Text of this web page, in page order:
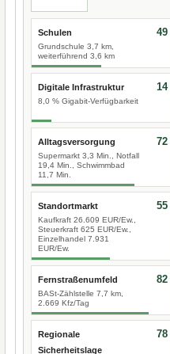
Schulen
Grundschule 3,7 km,
weiterführend 3,6 km
49
Digitale Infrastruktur
8,0 % Gigabit-Verfügbarkeit
14
Alltagsversorgung
Supermarkt 3,3 Min., Notfall
19,4 Min., Schwimmbad
11,7 Min.
72
Standortmarkt
Kaufkraft 26.609 EUR/Ew.,
Steuerkraft 625 EUR/Ew.,
Einzelhandel 7.931
EUR/Ew.
55
Fernstraßenumfeld
BASt-Zählstelle 7,7 km,
2.669 Kfz/Tag
82
Regionale
Sicherheitslage
78